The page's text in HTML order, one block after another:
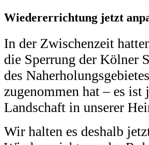
Wiedererrichtung jetzt
In der Zwischenzeit
die Sperrung der Kölner
des
zugenommen hat – es
Landschaft in unserer
Wir halten es deshalb